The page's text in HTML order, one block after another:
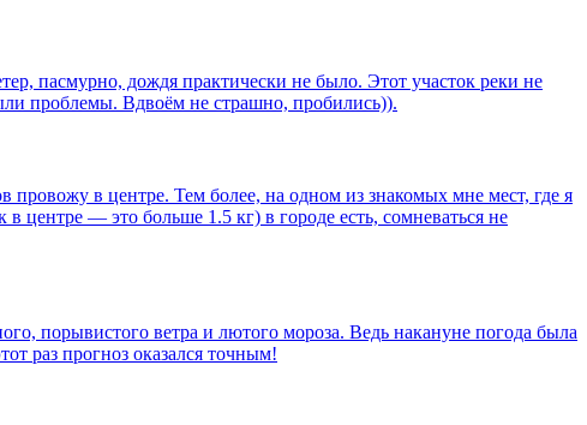
пасмурно, дождя практически не было. Этот участок реки не
проблемы. Вдвоём не страшно, пробились)).
провожу в центре. Тем более, на одном из знакомых мне мест, где я
— это больше 1.5 кг) в городе есть, сомневаться не
порывистого ветра и лютого мороза. Ведь накануне погода была
раз прогноз оказался точным!